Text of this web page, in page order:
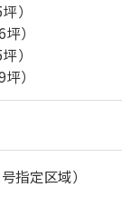
）
）
）
）
指定区域）